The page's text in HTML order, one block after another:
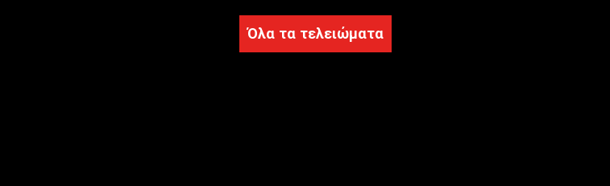
Όλα τα τελειώματα